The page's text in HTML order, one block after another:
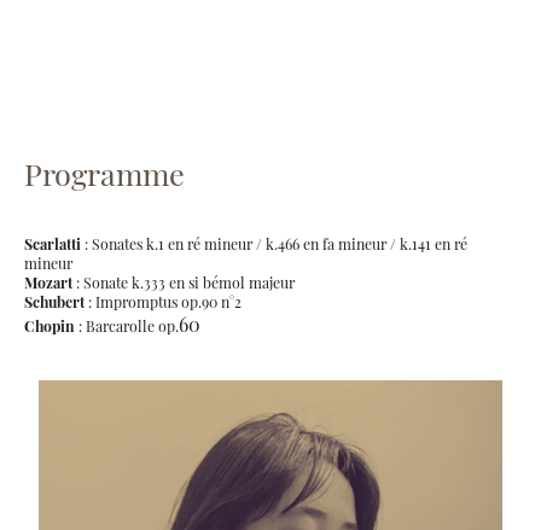
Programme
Scarlatti : Sonates k.1 en ré mineur / k.466 en fa mineur / k.141 en ré
mineur
Mozart : Sonate k.333 en si bémol majeur
Schubert : Impromptus op.90 n°2
Chopin : Barcarolle op.60